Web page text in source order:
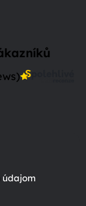
údajom